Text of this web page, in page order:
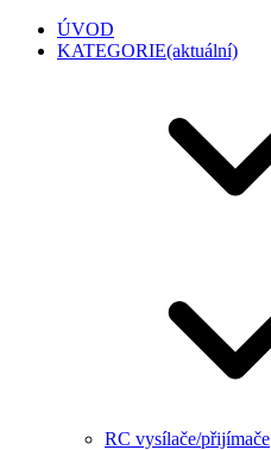
ÚVOD
KATEGORIE(aktuální)
RC vysílače/přijímače